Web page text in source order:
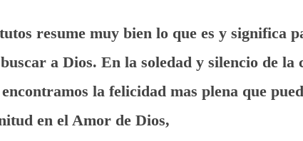
resume muy bien lo que es y significa
a Dios. En la soledad y silencio de la
la felicidad mas plena que
en el Amor de Dios,